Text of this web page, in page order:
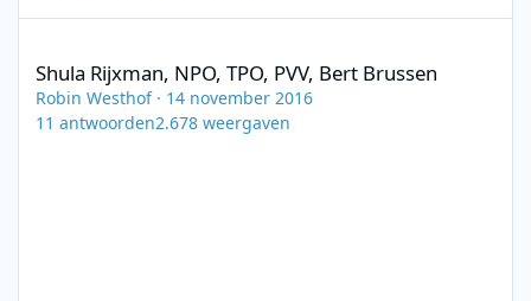
Shula Rijxman, NPO, TPO, PVV, Bert Brussen
Robin Westhof· 14 november 2016
11 antwoorden2.678 weergaven